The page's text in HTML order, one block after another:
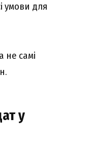
умови для
не самі
у